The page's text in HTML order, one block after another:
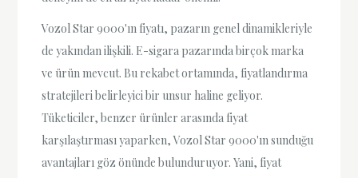
Vozol Star 9000'ın fiyatı, pazarın genel dinamikleriyle
de yakından ilişkili. E-sigara pazarında birçok marka
ve ürün mevcut. Bu rekabet ortamında, fiyatlandırma
stratejileri belirleyici bir unsur haline geliyor.
Tüketiciler, benzer ürünler arasında fiyat
karşılaştırması yaparken, Vozol Star 9000'ın sunduğu
avantajları göz önünde bulunduruyor. Yani, fiyat